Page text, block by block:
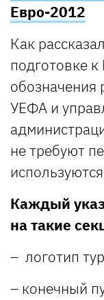
Евро-2012
Как
подготовке
обозначения
УЕФА и
не требуют
Каждый
на такие
– логотип
– конечный